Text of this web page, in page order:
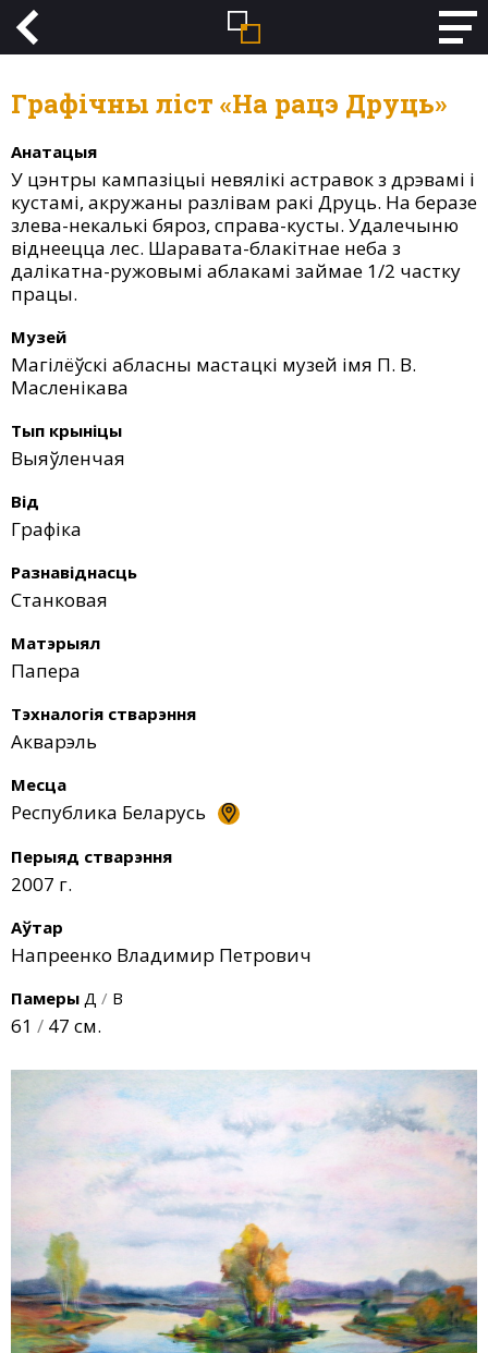
Графічны ліст «На рацэ Друць»
Анатацыя
У цэнтры кампазіцыі невялікі астравок з дрэвамі і
кустамі, акружаны разлівам ракі Друць. На беразе
злева-некалькі бяроз, справа-кусты. Удалечыню
віднеецца лес. Шаравата-блакітнае неба з
далікатна-ружовымі аблакамі займае 1/2 частку
працы.
Музей
Магілёўскі абласны мастацкі музей імя П. В.
Масленікава
Тып крыніцы
Выяўленчая
Від
Графіка
Разнавіднасць
Станковая
Матэрыял
Папера
Тэхналогія стварэння
Акварэль
Месца
Республика Беларусь
Перыяд стварэння
2007 г.
Аўтар
Напреенко Владимир Петрович
Памеры Д / В
61 / 47 см.